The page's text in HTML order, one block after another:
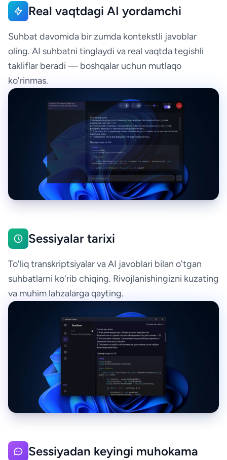
Real vaqtdagi AI yordamchi
Suhbat davomida bir zumda kontekstli javoblar
oling. AI suhbatni tinglaydi va real vaqtda tegishli
takliflar beradi — boshqalar uchun mutlaqo
ko'rinmas.
Sessiyalar tarixi
To'liq transkriptsiyalar va AI javoblari bilan o'tgan
suhbatlarni ko'rib chiqing. Rivojlanishingizni kuzating
va muhim lahzalarga qayting.
Sessiyadan keyingi muhokama